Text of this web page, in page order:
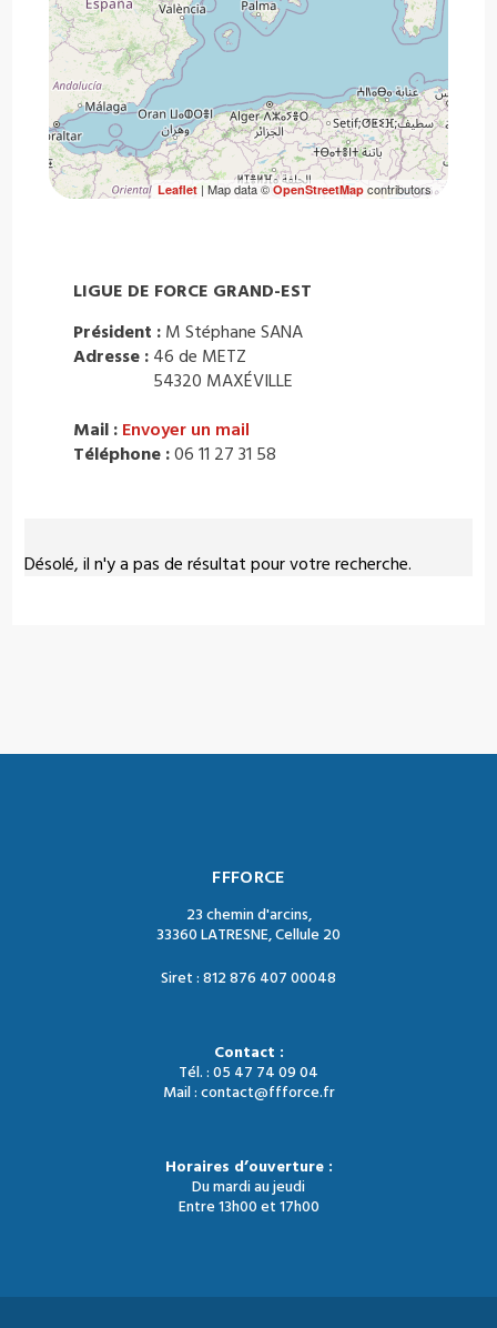
Désolé, il n'y a pas de résultat pour votre recherche.
Leaflet| Map data ©OpenStreetMapcontributors
LIGUE DE FORCE GRAND-EST
Président : M Stéphane SANA
Adresse : 46 de METZ
54320 MAXÉVILLE
Mail : Envoyer un mail
Téléphone :06 11 27 31 58
FFFORCE
23 chemin d'arcins,
33360 LATRESNE, Cellule 20
Siret : 812 876 407 00048
Contact :
Tél. : 05 47 74 09 04
Mail : contact@ffforce.fr
Horaires d’ouverture :
Du mardi au jeudi
Entre 13h00 et 17h00